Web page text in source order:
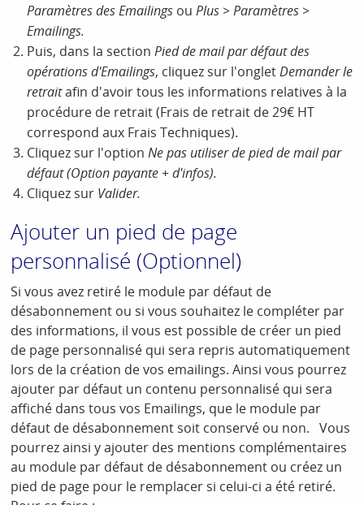
Paramètres des Emailings ouPlus > Paramètres >
Emailings.
Puis, dans la sectionPied de mail par défaut des
opérations d'Emailings, cliquez sur l'ongletDemander le
retraitafin d'avoir tous les informations relatives à la
procédure de retrait (Frais de retrait de 29€ HT
correspond aux Frais Techniques).
Cliquez sur l'optionNe pas utiliser de pied de mail par
défaut (Option payante + d'infos).
Cliquez sur Valider.
Ajouter un pied de page
personnalisé (Optionnel)
Si vous avez retiré le module par défaut de
désabonnement ou si vous souhaitez le compléter par
des informations, il vous est possible de créer un pied
de page personnalisé qui sera repris automatiquement
lors de la création de vos emailings. Ainsi vous pourrez
ajouter par défaut un contenu personnalisé qui sera
affiché dans tous vos Emailings, que le module par
défaut de désabonnement soit conservé ou non. Vous
pourrez ainsi y ajouter des mentions complémentaires
au module par défaut de désabonnement ou créez un
pied de page pour le remplacer si celui-ci a été retiré.